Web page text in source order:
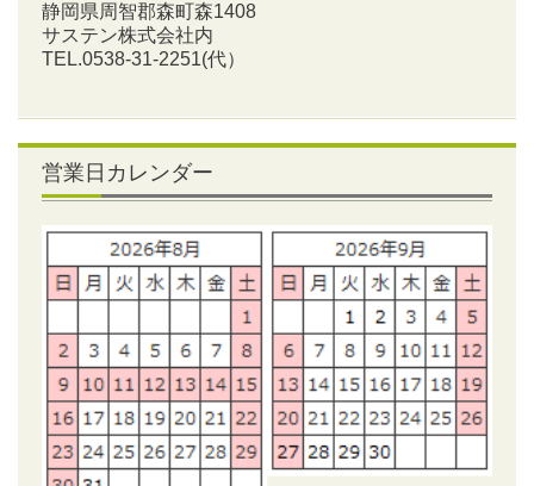
静岡県周智郡森町森1408
サステン株式会社内
TEL.0538-31-2251(代）
営業日カレンダー